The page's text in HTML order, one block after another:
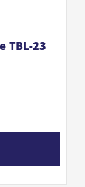
TBL-23